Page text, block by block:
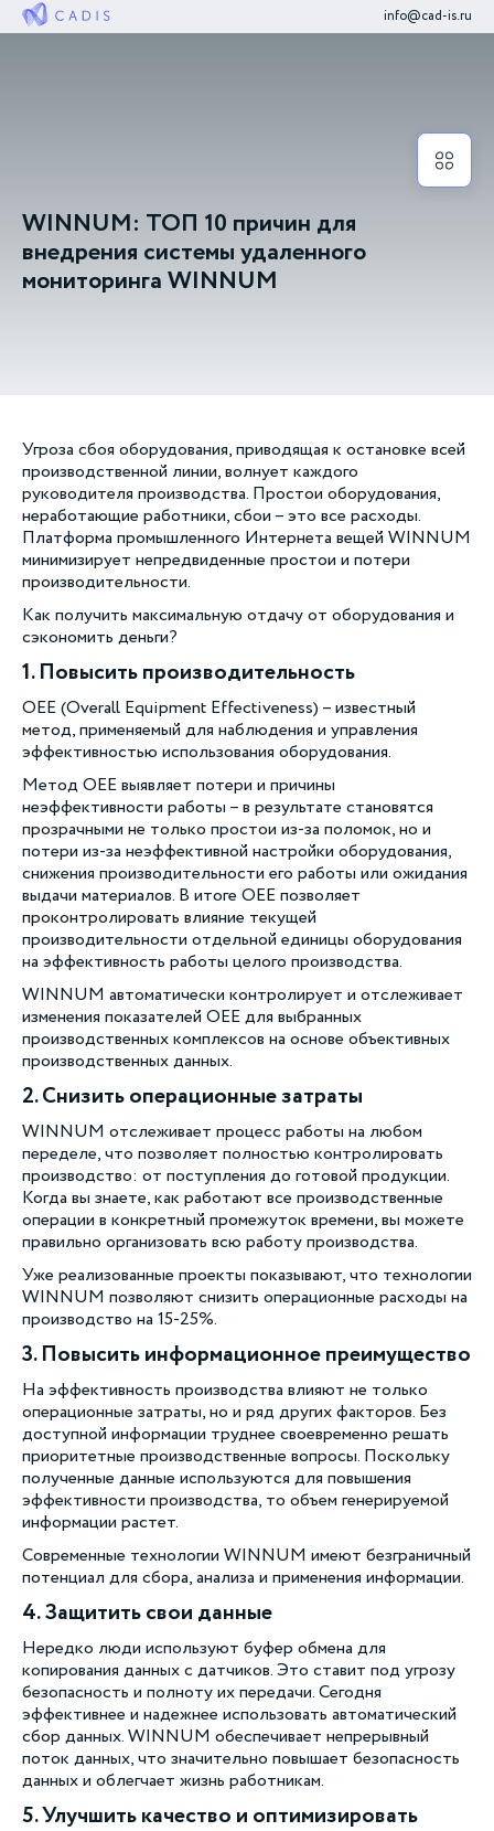
info@cad-is.ru
WINNUM: ТОП 10 причин для
внедрения системы удаленного
мониторинга WINNUM
Угроза сбоя оборудования, приводящая к остановке всей
производственной линии, волнует каждого
руководителя производства. Простои оборудования,
неработающие работники, сбои – это все расходы.
Платформа промышленного Интернета вещей WINNUM
минимизирует непредвиденные простои и потери
производительности.
Как получить максимальную отдачу от оборудования и
сэкономить деньги?
1. Повысить производительность
OEE (Overall Equipment Effectiveness) – известный
метод, применяемый для наблюдения и управления
эффективностью использования оборудования.
Метод OEE выявляет потери и причины
неэффективности работы – в результате становятся
прозрачными не только простои из-за поломок, но и
потери из-за неэффективной настройки оборудования,
снижения производительности его работы или ожидания
выдачи материалов. В итоге OEE позволяет
проконтролировать влияние текущей
производительности отдельной единицы оборудования
на эффективность работы целого производства.
WINNUM автоматически контролирует и отслеживает
изменения показателей OEE для выбранных
производственных комплексов на основе объективных
производственных данных.
2. Снизить операционные затраты
WINNUM отслеживает процесс работы на любом
переделе, что позволяет полностью контролировать
производство: от поступления до готовой продукции.
Когда вы знаете, как работают все производственные
операции в конкретный промежуток времени, вы можете
правильно организовать всю работу производства.
Уже реализованные проекты показывают, что технологии
WINNUM позволяют снизить операционные расходы на
производство на 15-25%.
3. Повысить информационное преимущество
На эффективность производства влияют не только
операционные затраты, но и ряд других факторов. Без
доступной информации труднее своевременно решать
приоритетные производственные вопросы. Поскольку
полученные данные используются для повышения
эффективности производства, то объем генерируемой
информации растет.
Современные технологии WINNUM имеют безграничный
потенциал для сбора, анализа и применения информации.
4. Защитить свои данные
Нередко люди используют буфер обмена для
копирования данных с датчиков. Это ставит под угрозу
безопасность и полноту их передачи. Сегодня
эффективнее и надежнее использовать автоматический
сбор данных. WINNUM обеспечивает непрерывный
поток данных, что значительно повышает безопасность
данных и облегчает жизнь работникам.
5. Улучшить качество и оптимизировать